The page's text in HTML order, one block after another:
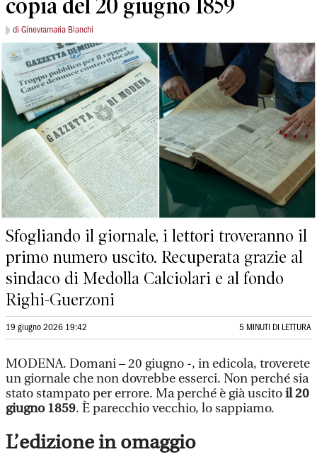
copia del 20 giugno 1859
di Ginevramaria Bianchi
Sfogliando il giornale, i lettori troveranno il
primo numero uscito. Recuperata grazie al
sindaco di Medolla Calciolari e al fondo
Righi-Guerzoni
19 giugno 2026 19:42 5 MINUTI DI LETTURA
MODENA. Domani – 20 giugno -, in edicola, troverete
un giornale che non dovrebbe esserci. Non perché sia
stato stampato per errore. Ma perché è già uscitoil 20
giugno 1859. È parecchio vecchio, lo sappiamo.
L’edizione in omaggio